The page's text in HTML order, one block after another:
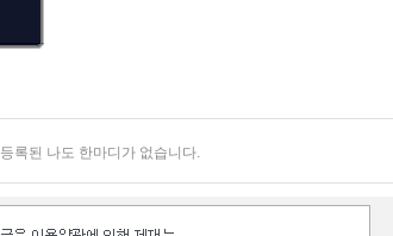
등록된 나도 한마디가 없습니다.